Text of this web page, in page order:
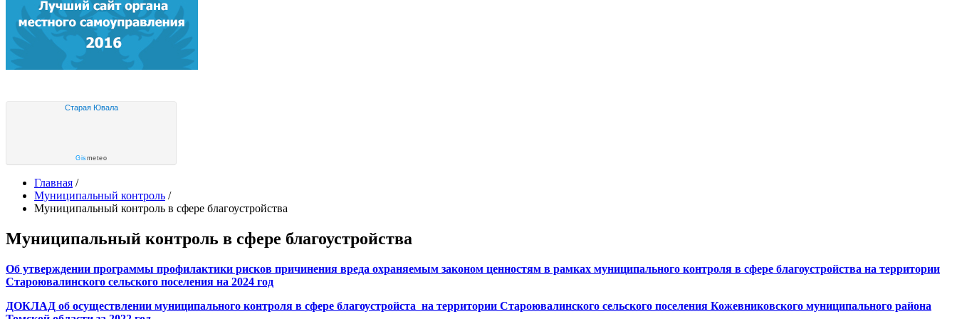
Старая Ювала
Gismeteo
Главная /
Муниципальный контроль /
Муниципальный контроль в сфере благоустройства
Муниципальный контроль в сфере благоустройства
Об утверждении программы профилактики рисков причинения вреда охраняемым законом ценностям в рамках муниципального контроля в сфере благоустройства на территории
Староювалинского сельского поселения на 2024 год
ДОКЛАД об осуществлении муниципального контроля в сфере благоустройста на территории Староювалинского сельского поселения Кожевниковского муниципального района